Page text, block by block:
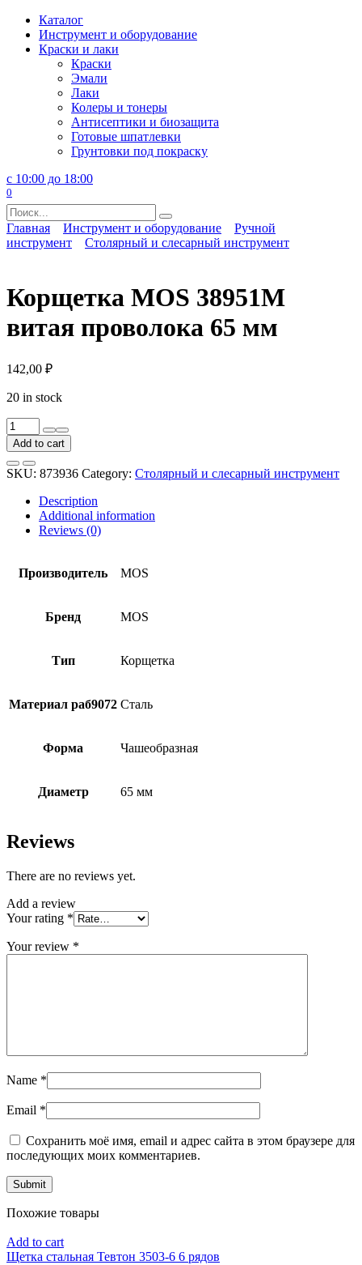
Перейти
содержанию
Каталог
Инструмент и оборудование
Краски и лаки
Краски
Эмали
Лаки
Колеры и тонеры
Антисептики и биозащита
Готовые шпатлевки
Грунтовки под покраску
с 10:00 до 18:00
0
Search
for:
Главная Инструмент и оборудование
Ручной
инструмент
Столярный и слесарный инструмент
Корщетка MOS 38951М
витая проволока 65 мм
142,00 ₽
20 in stock
Корщетка
MOS
38951М
витая
проволока
quantity
Add to cart
SKU: 873936 Category: Столярный и слесарный инструмент
Description
Additional information
Reviews (0)
Производитель MOS
Бренд MOS
Тип Корщетка
Материал раб9072 Сталь
Форма Чашеобразная
Диаметр 65 мм
Reviews
There are no reviews yet.
Add a review
Your rating *
Your review *
Name *
Email *
Сохранить моё имя, email и адрес сайта в этом браузере для
последующих моих комментариев.
Похожие товары
Add to cart
Щетка стальная Тевтон 3503-6 6 рядов